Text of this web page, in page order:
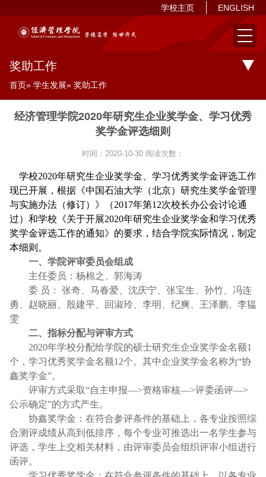
ENGLISH
学校主页
奖助工作
首页» 学生发展» 奖助工作
经济管理学院2020年研究生企业奖学金、学习优秀
奖学金评选细则
时间：2020-10-30 阅读次数：
学校2020年研究生企业奖学金、学习优秀奖学金评选工作
现已开展，根据《中国石油大学（北京）研究生奖学金管理
与实施办法（修订）》（2017年第12次校长办公会讨论通
过）和学校《关于开展2020年研究生企业奖学金和学习优秀
奖学金评选工作的通知》的要求，结合学院实际情况，制定
本细则。
一、学院评审委员会组成
主任委员：杨棉之、郭海涛
委 员： 张奇、马春爱、沈庆宁、张宝生、孙竹、冯连
勇、赵晓丽、殷建平、回淑玲、李明、纪爽、王泽鹏、李韫
雯
二、指标分配与评审方式
2020年学校分配给学院的硕士研究生企业奖学金名额1
个，学习优秀奖学金名额12个。其中企业奖学金名称为“协
鑫奖学金”。
评审方式采取“自主申报—>资格审核—>评委函评—>
公示确定”的方式产生。
协鑫奖学金：在符合参评条件的基础上，各专业按照综
合测评成绩从高到低排序，每个专业可推选出一名学生参与
评选，学生上交相关材料，由评审委员会组织评审小组进行
函评。